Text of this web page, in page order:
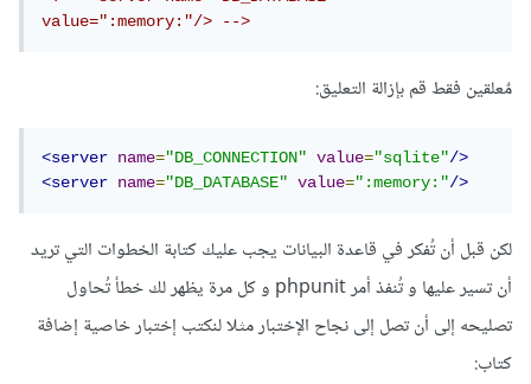
value=":memory:"/> -->
مٌعلقين فقط قم بإزالة التعليق:
<server name="DB_CONNECTION" value="sqlite"/>
<server
name="DB_DATABASE" value=":memory:"/>
لكن قبل أن تُفكر في قاعدة البيانات يجب عليك كتابة الخطوات التي تريد
أن تسير عليها و تُنفذ أمر phpunit و كل مرة يظهر لك خطأ تُحاول
تصليحه إلى أن تصل إلى نجاح الإختبار مثلا لنكتب إختبار خاصية إضافة
كتاب: